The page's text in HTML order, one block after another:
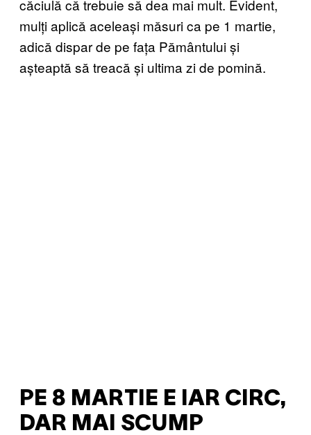
căciulă că trebuie să dea mai mult. Evident,
mulți aplică aceleași măsuri ca pe 1 martie,
adică dispar de pe fața Pământului și
așteaptă să treacă și ultima zi de pomină.
PE 8 MARTIE E IAR CIRC,
DAR MAI SCUMP